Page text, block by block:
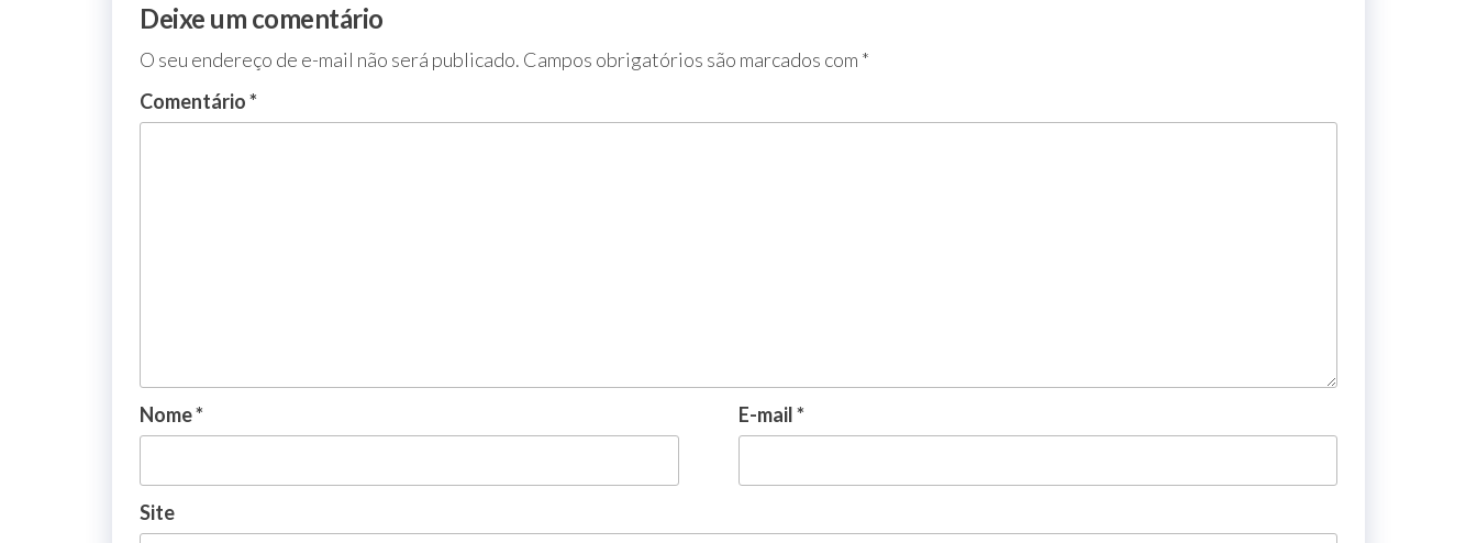
Deixe um comentário
O seu endereço de e-mail não será publicado. Campos obrigatórios são marcados com *
Comentário*
Nome* E-mail*
Site